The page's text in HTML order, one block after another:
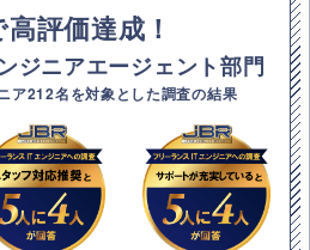
評価達成！
ジニアエージェント部門
ア212名を対象とした調査の結果